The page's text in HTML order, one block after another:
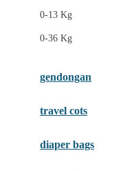
Felt So Sweet
Fisher Price
Gb
0-13 Kg
0-36 Kg
gendongan
travel cots
diaper bags